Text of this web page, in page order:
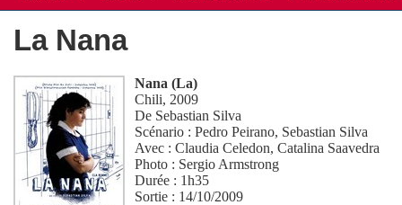
La Nana
Nana (La)
Chili, 2009
De Sebastian Silva
Scénario :Pedro Peirano, Sebastian Silva
Avec :Claudia Celedon,Catalina Saavedra
Photo : Sergio Armstrong
Durée : 1h35
Sortie : 14/10/2009